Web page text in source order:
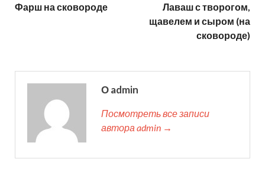
Фарш на сковороде
Лаваш с творогом,
щавелем и сыром (на
сковороде)
О admin
Посмотреть все записи
автора admin →